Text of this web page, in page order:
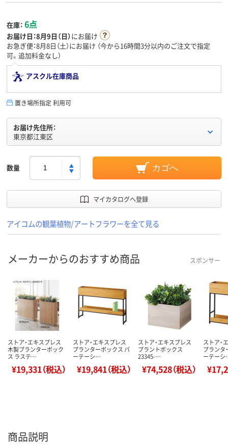
在庫： 6点
お届け日：8月9日（日）にお届け
お急ぎ便：8月8日（土）にお届け （今から16時間3分以内のご注文で指定
可。追加料金なし）
アスクル在庫商品
置き場所指定 利用可
お届け先住所：
東京都江東区
数量 カゴへ
マイカタログへ登録
アイコムの観葉植物/アートフラワーを全て見る
メーカーからのおすすめ商品 スポンサー
ストア・エキスプレス
木製プランターボック
ス ラステ…
¥19,331（税込）
ストア・エキスプレス
プランターボックス パ
ーテーシ…
¥19,841（税込）
ストア・エキスプレス
プラントボックス
23345-…
¥74,528（税込）
ストア・
プランタ
ーテー
商品説明